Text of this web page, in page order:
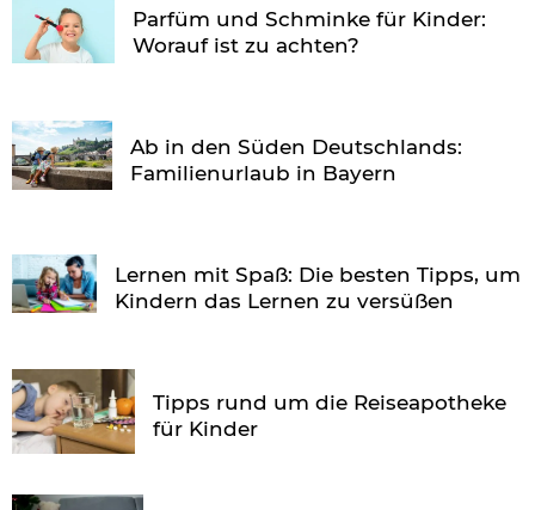
Parfüm und Schminke für Kinder:
Worauf ist zu achten?
Ab in den Süden Deutschlands:
Familienurlaub in Bayern
Lernen mit Spaß: Die besten Tipps, um
Kindern das Lernen zu versüßen
Tipps rund um die Reiseapotheke
für Kinder